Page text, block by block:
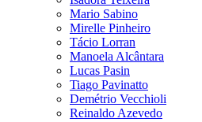
Mario Sabino
Mirelle Pinheiro
Tácio Lorran
Manoela Alcântara
Lucas Pasin
Tiago Pavinatto
Demétrio Vecchioli
Reinaldo Azevedo